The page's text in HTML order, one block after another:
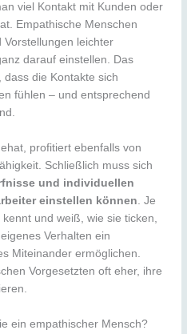
viel Kontakt mit Kunden oder
Empathische Menschen
Vorstellungen leichter
darauf einstellen. Das
dass die Kontakte sich
fühlen – und entsprechend
profitiert ebenfalls von
Schließlich muss sich
und individuellen
einstellen können. Je
und weiß, wie sie ticken,
Verhalten ein
Miteinander ermöglichen.
Vorgesetzten oft eher, ihre
ein empathischer Mensch?